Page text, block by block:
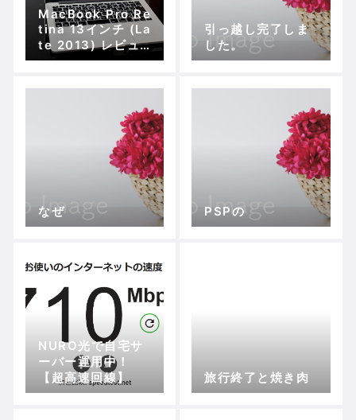
MacBook Pro Re
tina 13インチ (La
te 2013) レビュ
ー【2018年におけ
引っ越し完了しま
した。
なぜ PSPの
NURO光で自宅サ
ーバー運用中！
【超高速回線】
旅行終了と焼き肉